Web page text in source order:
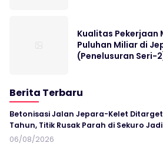
Kualitas Pekerjaan
Puluhan Miliar di
(Penelusuran Seri-
Berita Terbaru
Betonisasi Jalan Jepara-Kelet
Tahun, Titik Rusak Parah di Sekuro
06/08/2026